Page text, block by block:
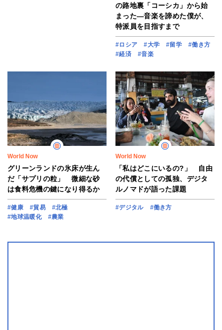
の路地裏「コーシカ」から始
まった―音楽を諦めた僕が、
特派員を目指すまで
#ロシア #大学 #留学
#働き方
#経済
#音楽
World Now
グリーンランドの氷床が生ん
だ「サプリの粒」 微細な砂
は食料危機の鍵になり得るか
#健康 #貿易
#北極
#地球温暖化
#農業
World Now
「私はどこにいるの?」 自由
の代償としての孤独、デジタ
ルノマドが語った課題
#デジタル #働き方